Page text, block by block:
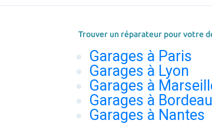
Trouver un réparateur pour votre
Garages à Paris
Garages à Lyon
Garages à
Garages à
Garages à Nantes